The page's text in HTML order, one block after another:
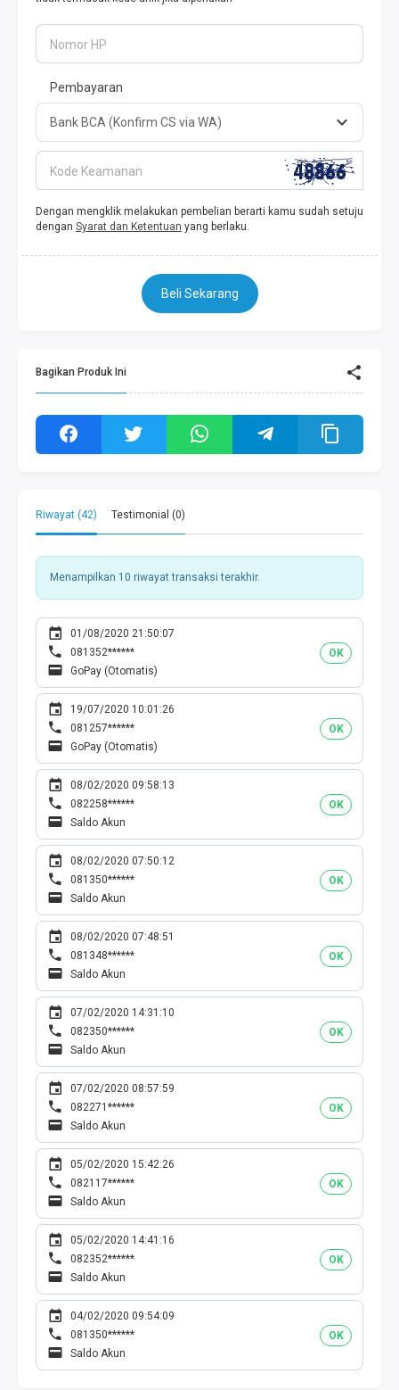
Nomor HP
Pembayaran
Kode Keamanan
Dengan mengklik melakukan pembelian berarti kamu sudah setuju
dengan Syarat dan Ketentuan yang berlaku.
Beli Sekarang
Bagikan Produk Ini
Riwayat (42) Testimonial (0)
Menampilkan 10 riwayat transaksi terakhir.
OK
01/08/2020 21:50:07
081352******
GoPay (Otomatis)
OK
19/07/2020 10:01:26
081257******
GoPay (Otomatis)
OK
08/02/2020 09:58:13
082258******
Saldo Akun
OK
08/02/2020 07:50:12
081350******
Saldo Akun
OK
08/02/2020 07:48:51
081348******
Saldo Akun
OK
07/02/2020 14:31:10
082350******
Saldo Akun
OK
07/02/2020 08:57:59
082271******
Saldo Akun
OK
05/02/2020 15:42:26
082117******
Saldo Akun
OK
05/02/2020 14:41:16
082352******
Saldo Akun
OK
04/02/2020 09:54:09
081350******
Saldo Akun